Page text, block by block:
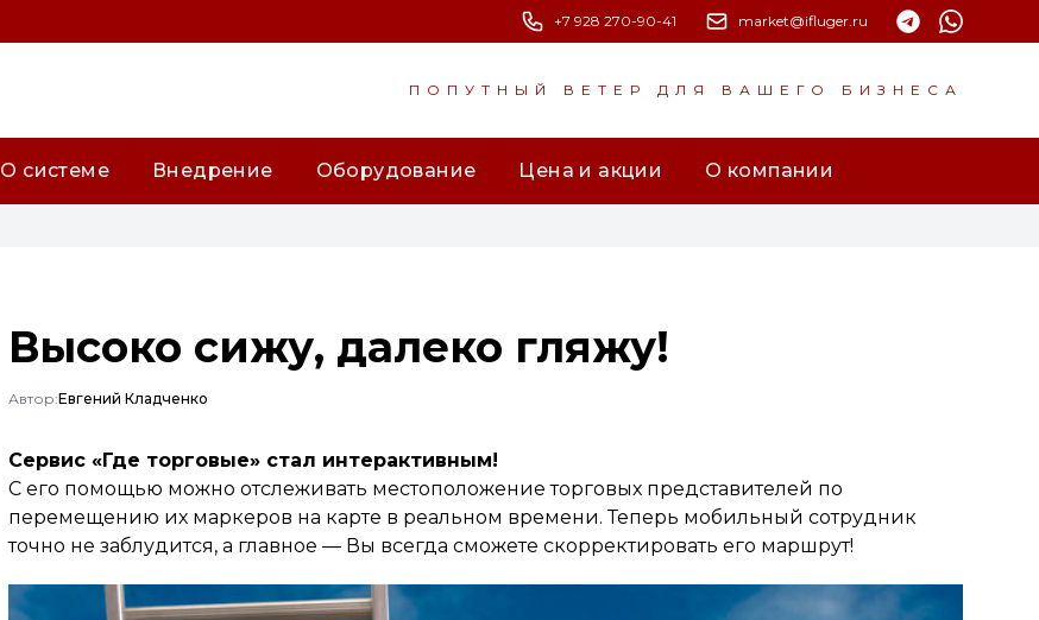
+7 928 270-90-41 market@ifluger.ru
ПОПУТНЫЙ ВЕТЕР ДЛЯ ВАШЕГО БИЗНЕСА
О системе Внедрение Оборудование Цена и акции О компании
Высоко сижу, далеко гляжу!
Автор:Евгений Кладченко
Сервис «Где торговые» стал интерактивным!
С его помощью можно отслеживать местоположение торговых представителей по
перемещению их маркеров на карте в реальном времени. Теперь мобильный сотрудник
точно не заблудится, а главное — Вы всегда сможете скорректировать его маршрут!